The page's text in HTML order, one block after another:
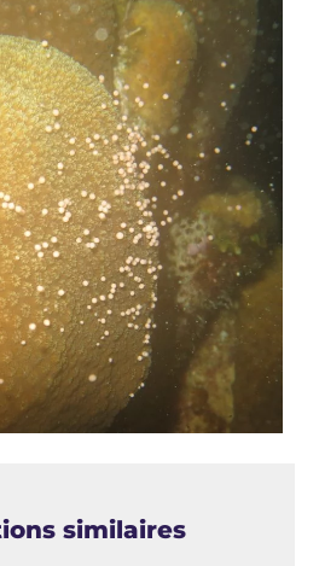
similaires